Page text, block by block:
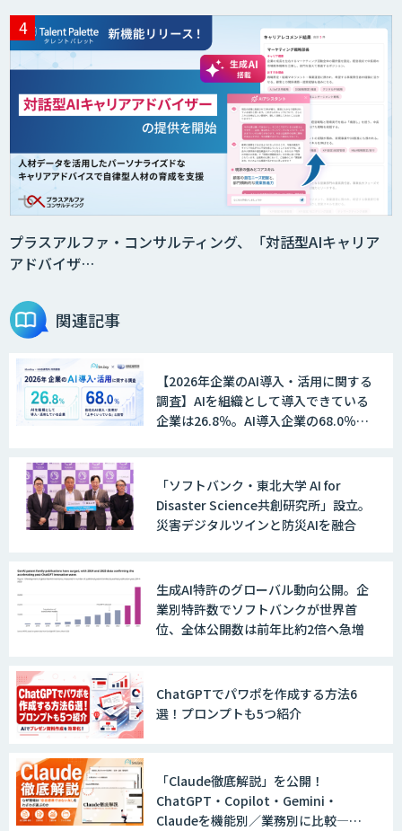
サテライトAI
音声・画像・動画データセット販売・収
法人向けAIドライブレコーダー「ナウ
物流チェッカー
AI 受託開発・導入支援
AI・DXコンサルティング伴走支援サービ
ス
FUNNELシリーズ
プラスアルファ・コンサルティング、「対話型AIキャリア
アドバイザ…
関連記事
【2026年企業のAI導入・活用に関する
調査】AIを組織として導入できている
企業は26.8％。AI導入企業の68.0％
「ソフトバンク・東北大学 AI for
Disaster Science共創研究所」設立。
災害デジタルツインと防災AIを融合
生成AI特許のグローバル動向公開。企
業別特許数でソフトバンクが世界首
位、全体公開数は前年比約2倍へ急増
ChatGPTでパワポを作成する方法6
選！プロンプトも5つ紹介
「Claude徹底解説」を公開！
ChatGPT・Copilot・Gemini・
Claudeを機能別／業務別に比較―自